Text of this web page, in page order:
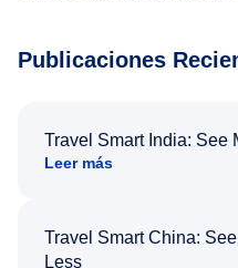
Publicaciones
Travel Smart India: See
Leer más
Travel Smart China:
Less